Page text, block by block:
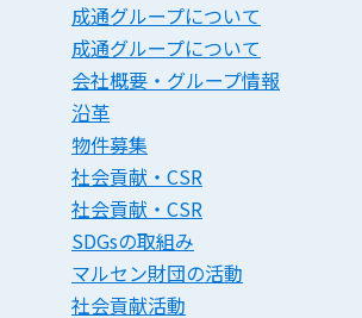
成通グループについて
成通グループについて
会社概要・グループ情報
沿革
物件募集
社会貢献・CSR
社会貢献・CSR
SDGsの取組み
マルセン財団の活動
社会貢献活動